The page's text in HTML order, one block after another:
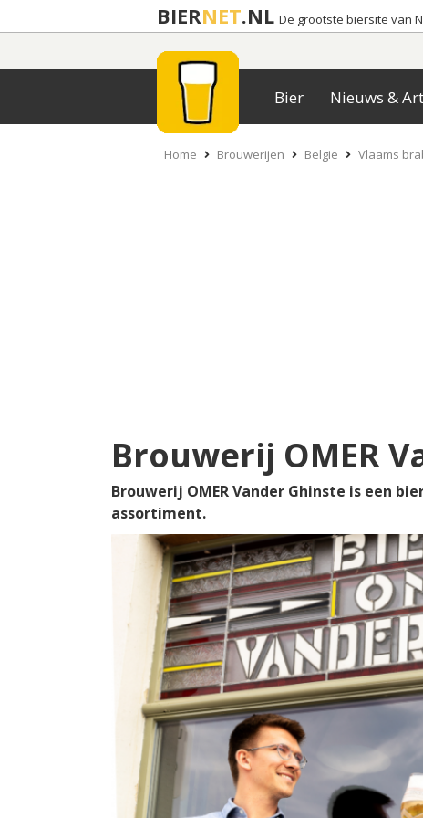
BIERNET.NL De grootste biersite van
Bier Nieuws &
Home Brouwerijen Belgie Vlaams
Brouwerij OMER
Brouwerij OMER Vander Ghinste is een
assortiment.